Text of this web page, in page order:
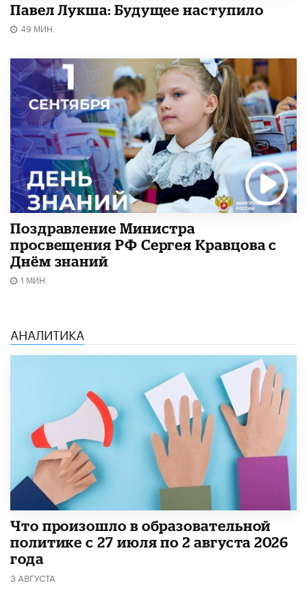
Павел Лукша: Будущее наступило
49 МИН.
Поздравление Министра
просвещения РФ Сергея Кравцова с
Днём знаний
1 МИН.
АНАЛИТИКА
​Что произошло в образовательной
политике с 27 июля по 2 августа 2026
года
3 АВГУСТА